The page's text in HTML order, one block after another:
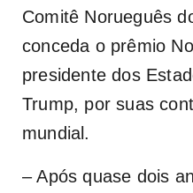
Comitê Norueguês
conceda o prêmio
presidente dos
Trump, por suas
mundial.
– Após quase dois